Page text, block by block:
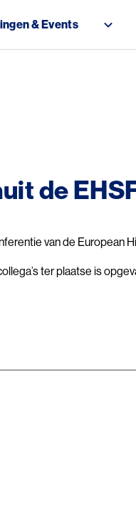
& Events
de
van de European
ter plaatse is